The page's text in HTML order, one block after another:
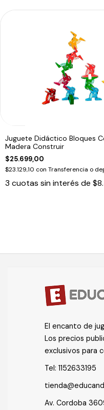
Juguete Didáctico Bloques
Madera Construir
$25.699,00
$23.129,10 con Transferencia o
3 cuotas sin interés de
El encanto de
Los precios
exclusivos para
Tel: 1152633195
Av. Cordoba